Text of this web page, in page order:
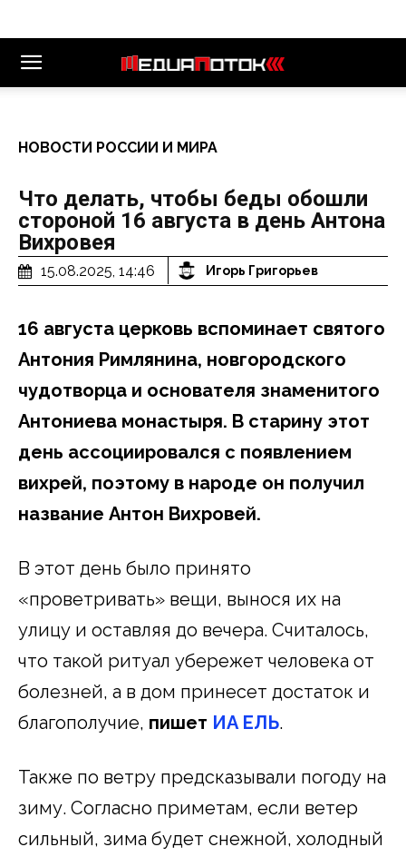
НОВОСТИ РОССИИ И МИРА
Что делать, чтобы беды обошли
стороной 16 августа в день Антона
Вихровея
15.08.2025, 14:46 Игорь Григорьев
16 августа церковь вспоминает святого
Антония Римлянина, новгородского
чудотворца и основателя знаменитого
Антониева монастыря. В старину этот
день ассоциировался с появлением
вихрей, поэтому в народе он получил
название Антон Вихровей.
В этот день было принято
«проветривать» вещи, вынося их на
улицу и оставляя до вечера. Считалось,
что такой ритуал убережет человека от
болезней, а в дом принесет достаток и
благополучие, пишет ИА ЕЛЬ.
Также по ветру предсказывали погоду на
зиму. Согласно приметам, если ветер
сильный, зима будет снежной, холодный